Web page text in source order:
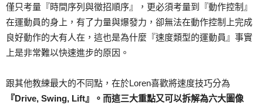
僅只考量『時間序列與徵招順序』，更必須考量到『動作控制』
在運動員的身上，有了力量與爆發力，卻無法在動作控制上完成
良好動作的大有人在，這也是為什麼『速度類型的運動員』事實
上是非常難以快速進步的原因。
跟其他教練最大的不同點，在於Loren喜歡將速度技巧分為
『Drive, Swing, Lift』。而這三大重點又可以拆解為六大圖像